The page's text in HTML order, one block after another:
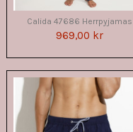
Calida 47686 Herrpyjamas
969,00 kr